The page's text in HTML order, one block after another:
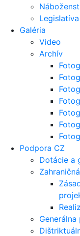
Legislatíva
Galéria
Video
Archív
Podpora CZ
Dotácie a